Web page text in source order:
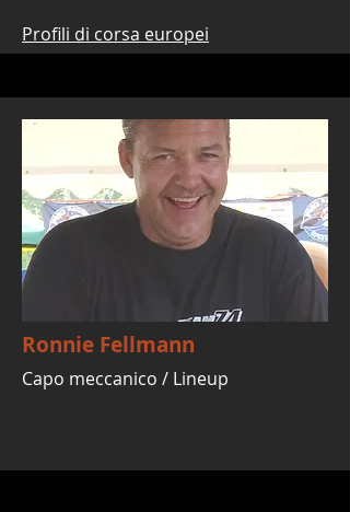
Ronnie Fellmann
Capo meccanico / Lineup
Profili di corsa europei